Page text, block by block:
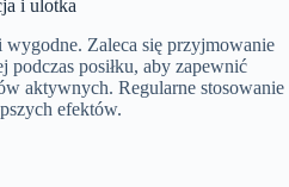
i ulotka
wygodne. Zaleca się przyjmowanie
podczas posiłku, aby zapewnić
aktywnych. Regularne stosowanie
efektów.